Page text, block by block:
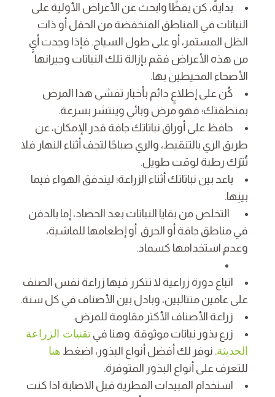
بدايةً، كن يقظًا وابحث عن الأعراض الأولية على
النباتات في المناطق المنخفضة من الحقل أو ذات
الظل المستمر، أو على طول السياج. فإذا وجدت أيٍ
من هذه الأعراض فقم بإزالة تلك النباتات وجيرانها
الأصحاء المحيطين بها.
كُن على إطلاعٍ دائم بأخبار تفشي هذا المرض
بمنطقتك؛ فهو مرض وبائي وينتشر بسرعة.
حافظ على أوراق نباتاتك جافة قدر الإمكان، عن
طريق الري بالتنقيط، والري صباحًا لتجف أثناء النهار فلا
تُترَك رطبة لوقت طويل.
باعد بين نباتاتك أثناء الزراعة؛ ليتدفق الهواء فيما
بينِها.
التخلص من بقايا النباتات بعد الحصاد، إما بالدفن
في مناطق جافة أو الحرق أو إطعامها للماشية،
وعدم استخدامها كسماد.
اتباع دورة زراعية لا تتكرر فيها زراعة نفس الصنف
على عامين متتاليين، وبادل بين الأصناف في كل سنة.
زراعة الأصناف الأكثر مقاومة للمرض.
زرع بذور نباتات موثوقة. وهنا في تقنيات الزراعة
الحديثة. نوفر لك أفضل أنواع البذور، اضغط هنا
للتعرف على أنواع البذور المتوفرة.
استخدام المبيدات الفطرية قبل الاصابة اذا كنت